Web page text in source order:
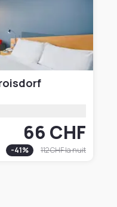
66 CHF
-41% 112 CHFla nuit